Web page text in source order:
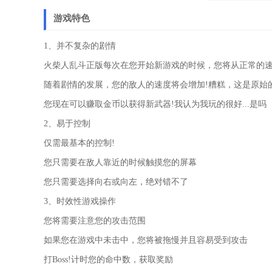
游戏特色
1、并不复杂的剧情
火柴人乱斗正版每次在您开始新游戏的时候，您将从正常的
随着剧情的发展，您的敌人的速度将会增加!糟糕，这是原始
您现在可以赚取金币以获得新武器!我认为我玩的很好...是吗
2、易于控制
仅需最基本的控制!
您只需要在敌人靠近的时候触摸您的屏幕
您只需要选择向右或向左，绝对错不了
3、时效性游戏操作
您将需要注意您的攻击范围
如果您在游戏中未击中，您将被拖慢并且容易受到攻击
打Boss!计时您的命中数，获取奖励